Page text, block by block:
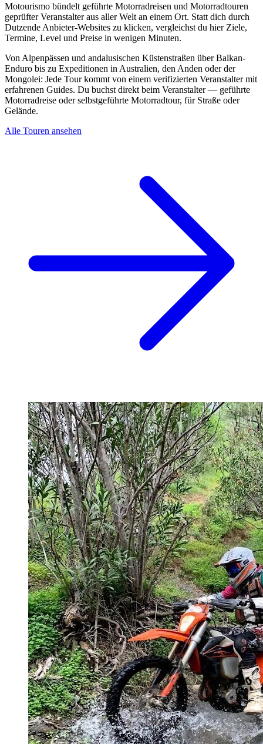
Motourismo bündelt geführte Motorradreisen und Motorradtouren
geprüfter Veranstalter aus aller Welt an einem Ort. Statt dich durch
Dutzende Anbieter-Websites zu klicken, vergleichst du hier Ziele,
Termine, Level und Preise in wenigen Minuten.
Von Alpenpässen und andalusischen Küstenstraßen über Balkan-
Enduro bis zu Expeditionen in Australien, den Anden oder der
Mongolei: Jede Tour kommt von einem verifizierten Veranstalter mit
erfahrenen Guides. Du buchst direkt beim Veranstalter — geführte
Motorradreise oder selbstgeführte Motorradtour, für Straße oder
Gelände.
Alle Touren ansehen